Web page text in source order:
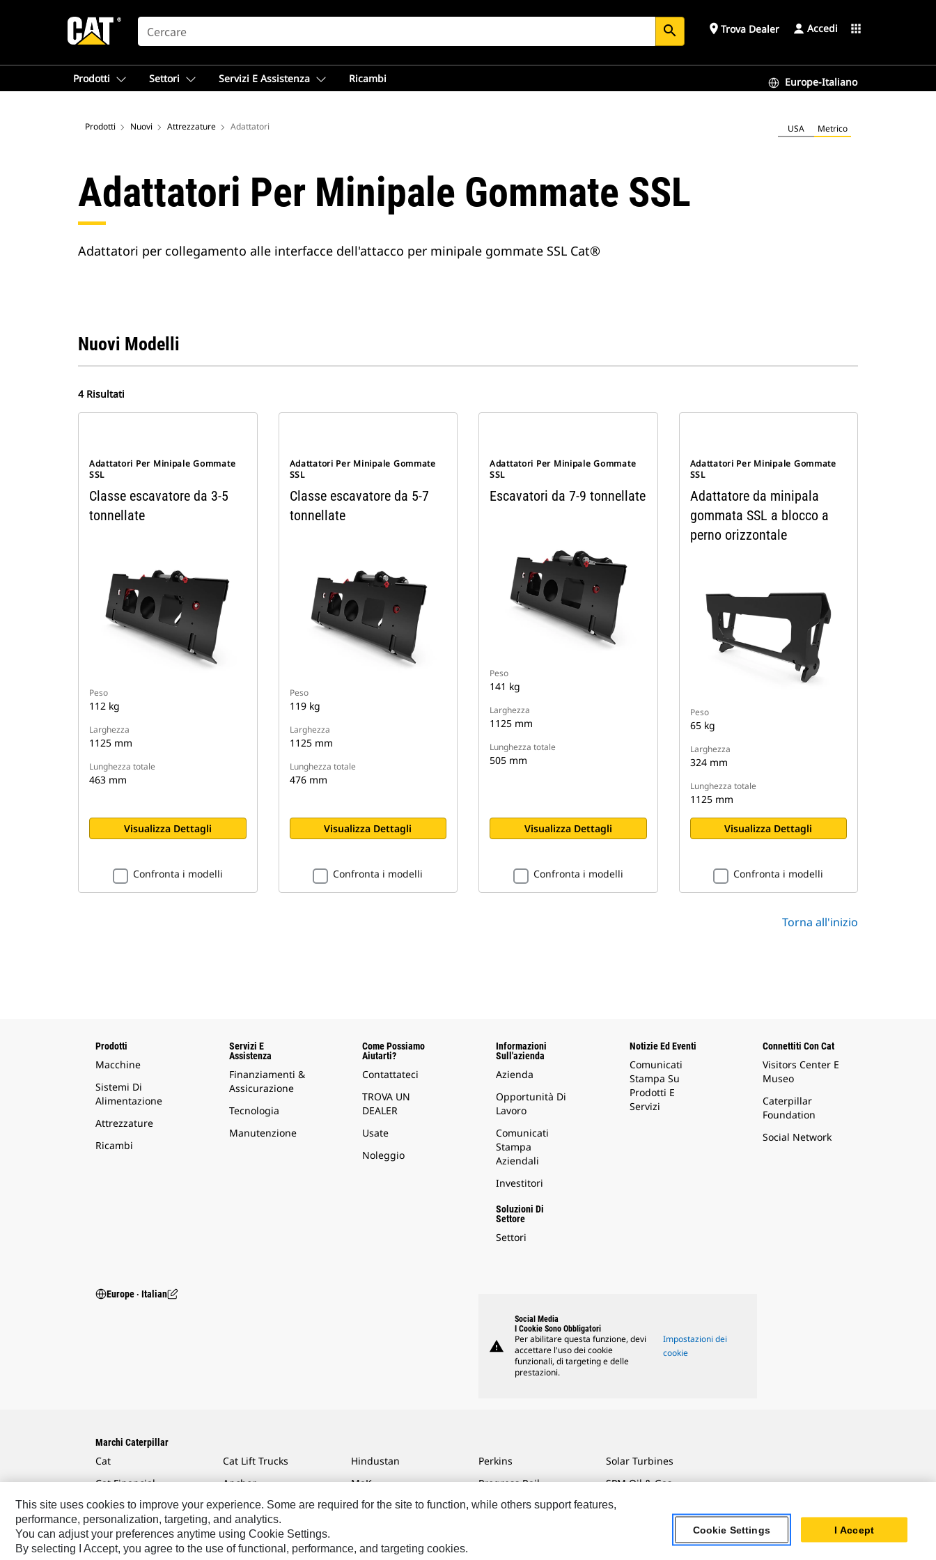
SEARCH search place Trova Dealer Accedi apps
Prodotti Settori Servizi E Assistenza Ricambi Europe-Italiano
Prodotti Nuovi Attrezzature Adattatori USA Metrico
Adattatori Per Minipale Gommate SSL
Adattatori per collegamento alle interfacce dell'attacco per minipale gommate SSL Cat®
Nuovi Modelli
4 Risultati
Adattatori Per Minipale Gommate
SSL
Classe escavatore da 3-5
tonnellate
Peso
112 kg
Larghezza
1125 mm
Lunghezza totale
463 mm
Visualizza Dettagli
Confronta i modelli
Adattatori Per Minipale Gommate
SSL
Classe escavatore da 5-7
tonnellate
Peso
119 kg
Larghezza
1125 mm
Lunghezza totale
476 mm
Visualizza Dettagli
Confronta i modelli
Adattatori Per Minipale Gommate
SSL
Escavatori da 7-9 tonnellate
Peso
141 kg
Larghezza
1125 mm
Lunghezza totale
505 mm
Visualizza Dettagli
Confronta i modelli
Adattatori Per Minipale Gommate
SSL
Adattatore da minipala
gommata SSL a blocco a
perno orizzontale
Peso
65 kg
Larghezza
324 mm
Lunghezza totale
1125 mm
Visualizza Dettagli
Confronta i modelli
Torna all'inizio
Prodotti
Macchine
Sistemi Di
Alimentazione
Attrezzature
Ricambi
Servizi E
Assistenza
Finanziamenti &
Assicurazione
Tecnologia
Manutenzione
Come Possiamo
Aiutarti?
Contattateci
TROVA UN
DEALER
Usate
Noleggio
Informazioni
Sull'azienda
Azienda
Opportunità Di
Lavoro
Comunicati
Stampa
Aziendali
Investitori
Soluzioni Di
Settore
Settori
Notizie Ed Eventi
Comunicati
Stampa Su
Prodotti E
Servizi
Connettiti Con Cat
Visitors Center E
Museo
Caterpillar
Foundation
Social Network
Europe ‧ Italian
warning
Social Media
I Cookie Sono Obbligatori
Per abilitare questa funzione, devi
accettare l'uso dei cookie
funzionali, di targeting e delle
prestazioni.
Impostazioni dei
cookie
Marchi Caterpillar
Cat
Cat Financial
Cat Reman
Cat Rentals
Cat Lift Trucks
Anchor
AsiaTrak
FG Wilson
Hindustan
MaK
MWM
Perkins
Progress Rail
SEM
Solar Turbines
SPM Oil & Gas
Turner Powertrain
This site uses cookies to improve your experience. Some are required for the site to function, while others support features,
performance, personalization, targeting, and analytics.
You can adjust your preferences anytime using Cookie Settings.
By selecting I Accept, you agree to the use of functional, performance, and targeting cookies.
Cookie Settings I Accept